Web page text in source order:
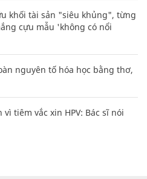
khối tài sản "siêu khủng", từng
cựu mẫu 'không có nổi
nguyên tố hóa học bằng thơ,
tiêm vắc xin HPV: Bác sĩ nói